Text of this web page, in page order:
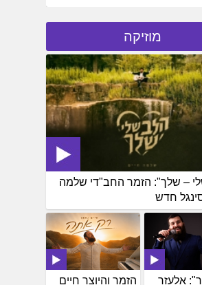
מוזיקה
– שלך": הזמר החב"די שלמה
חדש
הזמר והיוצר חיים אלעזר